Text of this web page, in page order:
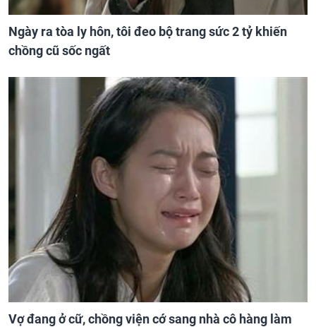
Ngày ra tòa ly hôn, tôi đeo bộ trang sức 2 tỷ khiến
chồng cũ sốc ngất
Vợ đang ở cữ, chồng viện cớ sang nhà cô hàng làm